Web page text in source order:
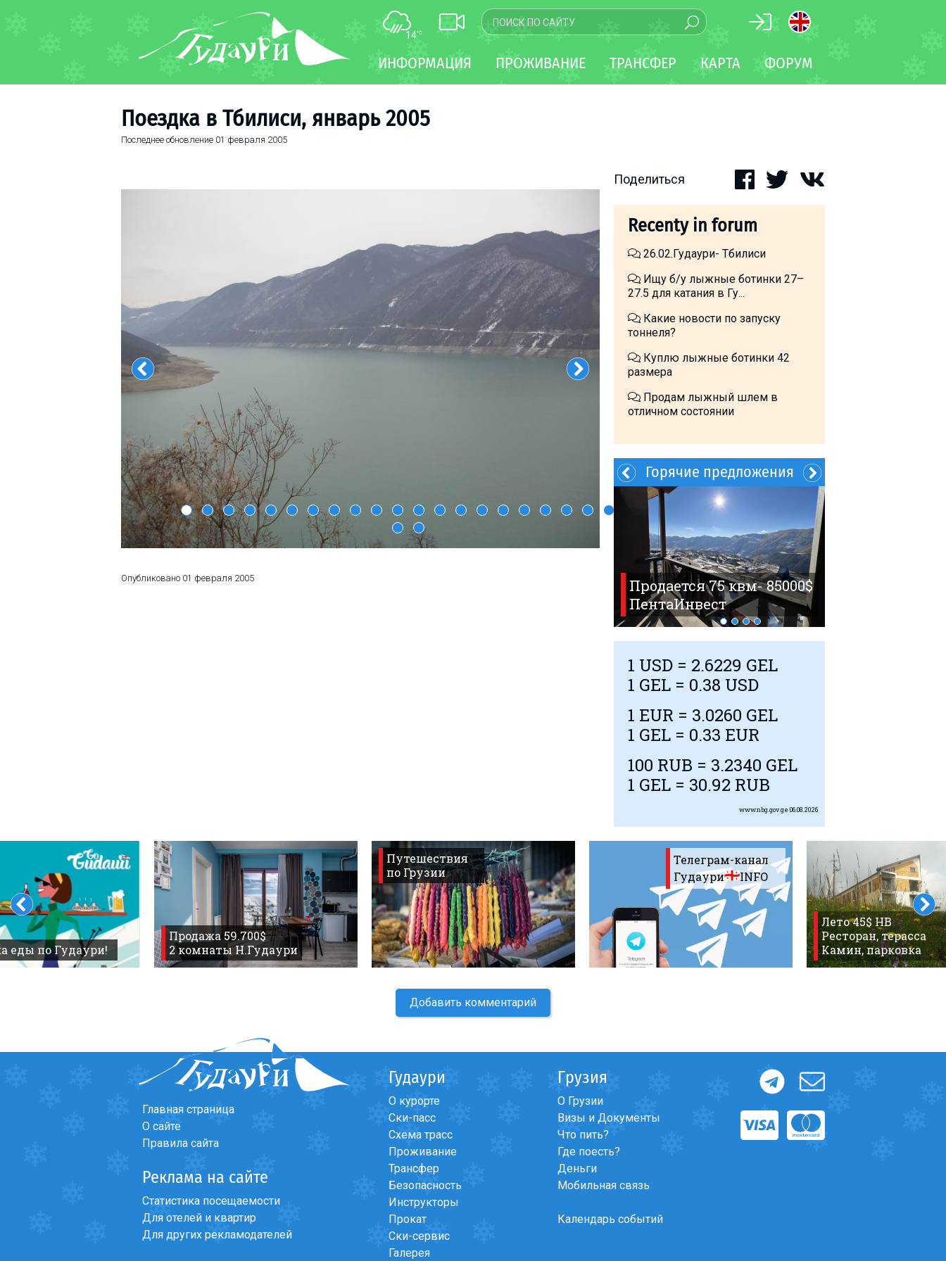
14°C
ИНФОРМАЦИЯ ПРОЖИВАНИЕ ТРАНСФЕР КАРТА ФОРУМ
Поездка в Тбилиси, январь 2005
Последнее обновление 01 февраля 2005
Опубликовано 01 февраля 2005
Поделиться
Recenty in forum
26.02.Гудаури- Тбилиси
Ищу б/у лыжные ботинки 27–
27.5 для катания в Гу...
Какие новости по запуску
тоннеля?
Куплю лыжные ботинки 42
размера
Продам лыжный шлем в
отличном состоянии
Заказать Трансфер!
Продается 75 квм- 85000$
ПентаИнвест
Горячие предложения
1 USD = 2.6229 GEL
1 GEL = 0.38 USD
1 EUR = 3.0260 GEL
1 GEL = 0.33 EUR
100 RUB = 3.2340 GEL
1 GEL = 30.92 RUB
www.nbg.gov.ge 06.08.2026
еды по Гудаури!
Продажа 59.700$
2 комнаты Н.Гудаури
Путешествия
по Грузии
Телеграм-канал
Гудаури
INFO
Лето 45$ HB
Ресторан, терасса
Камин, парковка
Добавить комментарий
Главная страница
О сайте
Правила сайта
Реклама на сайте
Статистика посещаемости
Для отелей и квартир
Для других рекламодателей
Гудаури
О курорте
Ски-пасс
Схема трасс
Проживание
Трансфер
Безопасность
Инструкторы
Прокат
Ски-сервис
Галерея
Грузия
О Грузии
Визы и Документы
Что пить?
Где поесть?
Деньги
Мобильная связь
Календарь событий
Инструкторы
Гудаури
INFO
ПРОЖИВАНИЕ
Горячие предложения
Долгосрочная аренда